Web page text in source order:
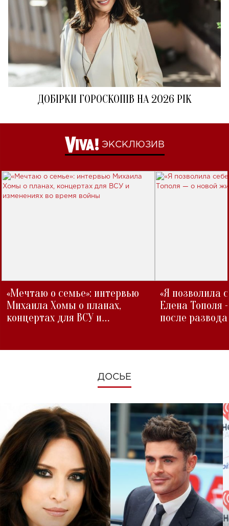
ДОБІРКИ ГОРОСКОПІВ НА 2026 РІК
ЭКСКЛЮЗИВ
«Мечтаю о семье»: интервью
Михаила Хомы о планах,
концертах для ВСУ и
«Я позволила
Елена Тополя
после развода
ДОСЬЕ